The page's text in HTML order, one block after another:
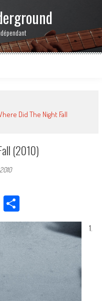
Did The Night Fall
(2010)
Partager
1.